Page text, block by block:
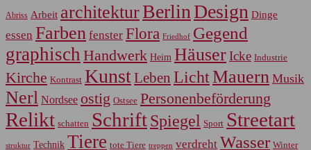
Abriss Arbeit architekturBerlin Design Dinge
essen Farben fenster Flora Friedhof Gegend
graphisch Handwerk Heim HäuserIcke Industrie
Kirche Kontrast KunstLeben LichtMauern Musik
Nerl Nordsee ostig Ostsee Personenbeförderung
Relikt schatten SchriftSpiegel Sport Streetart
struktur Technik Tiere tote Tiere treppen verdreht Wasser Winter